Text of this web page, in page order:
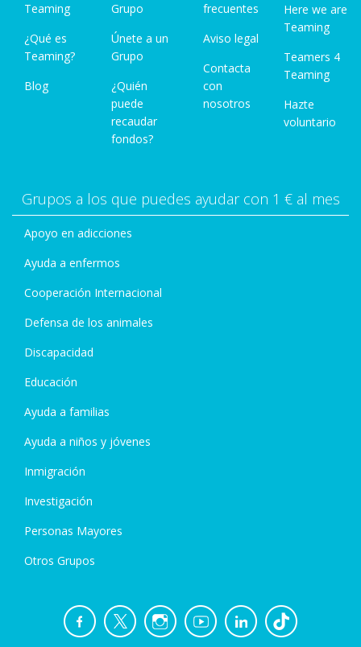
Teaming
¿Qué es
Teaming?
Blog
Grupo
Únete a un
Grupo
¿Quién
puede
recaudar
fondos?
frecuentes
Aviso legal
Contacta
con
nosotros
Here we are
Teaming
Teamers 4
Teaming
Hazte
voluntario
Grupos a los que puedes ayudar con 1 € al mes
Apoyo en adicciones
Ayuda a enfermos
Cooperación Internacional
Defensa de los animales
Discapacidad
Educación
Ayuda a familias
Ayuda a niños y jóvenes
Inmigración
Investigación
Personas Mayores
Otros Grupos